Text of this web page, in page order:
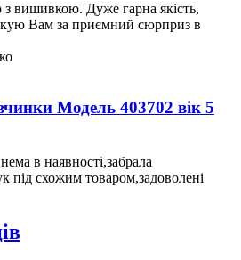
вишивкою. Дуже гарна якість,
Вам за приємний сюрприз в
Модель 403702 вік 5
в наявності,забрала
під схожим товаром,задоволені